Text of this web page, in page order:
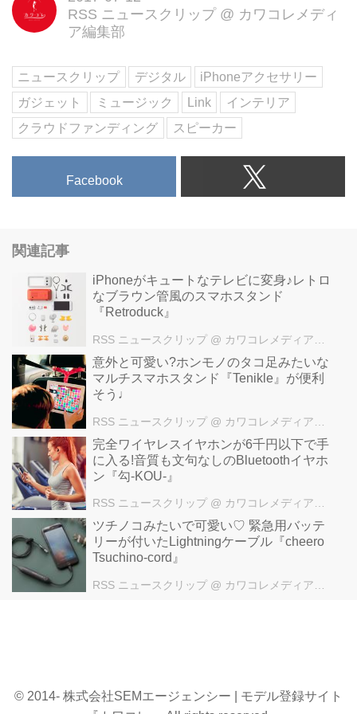
RSS ニュースクリップ @ カワコレメディ
ア編集部
ニュースクリップ デジタル
iPhoneアクセサリー
ガジェット
ミュージック Link
インテリア
クラウドファンディング
スピーカー
Facebook
関連記事
iPhoneがキュートなテレビに変身♪レトロ
なブラウン管風のスマホスタンド
『Retroduck』
RSS ニュースクリップ @ カワコレメディア編集部
意外と可愛い?ホンモノのタコ足みたいな
マルチスマホスタンド『Tenikle』が便利
そう♩
RSS ニュースクリップ @ カワコレメディア編集部
完全ワイヤレスイヤホンが6千円以下で手
に入る!音質も文句なしのBluetoothイヤホ
ン『勾-KOU-』
RSS ニュースクリップ @ カワコレメディア編集部
ツチノコみたいで可愛い♡ 緊急用バッテ
リーが付いたLightningケーブル『cheero
Tsuchino-cord』
RSS ニュースクリップ @ カワコレメディア編集部
© 2014- 株式会社SEMエージェンシー | モデル登録サイト